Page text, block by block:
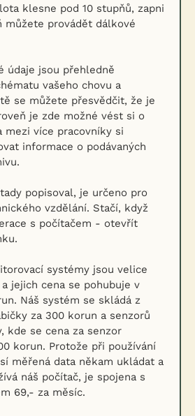
klesne pod 10 stupňů, zapni
můžete provádět dálkové
údaje jsou přehledně
vašeho chovu a
se můžete přesvědčit, že je
je zde možné vést si o
mezi více pracovníky si
informace o podávaných
popisoval, je určeno pro
vzdělání. Stačí, když
s počítačem - otevřít
systémy jsou velice
jejich cena se pohubuje v
Náš systém se skládá z
za 300 korun a senzorů
kde se cena za senzor
korun. Protože při používání
měřená data někam ukládat a
náš počítač, je spojena s
69,- za měsíc.